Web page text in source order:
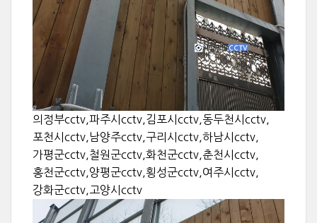
의정부cctv,파주시cctv,김포시cctv,동두천시cctv,
포천시cctv,남양주cctv,구리시cctv,하남시cctv,
가평군cctv,철원군cctv,화천군cctv,춘천시cctv,
홍천군cctv,양평군cctv,횡성군cctv,여주시cctv,
강화군cctv,고양시cctv